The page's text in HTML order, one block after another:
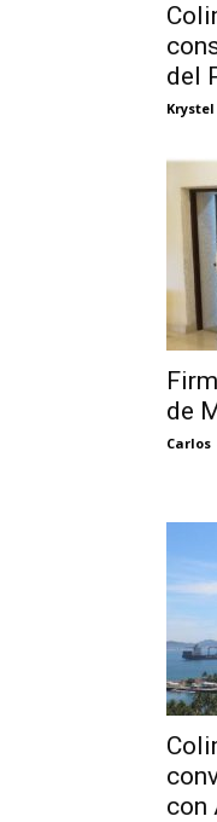
del
de
Carlos
con